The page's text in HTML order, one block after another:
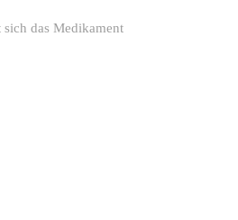
das Medikament